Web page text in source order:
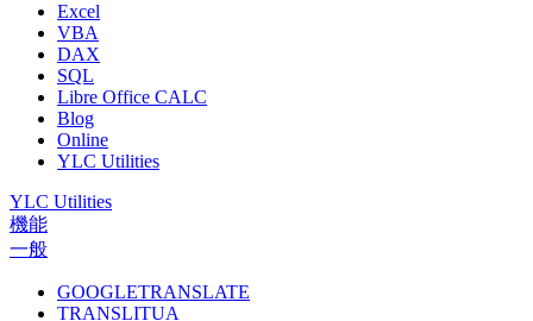
Excel
VBA
DAX
SQL
Libre Office CALC
Blog
Online
YLC Utilities
YLC Utilities
機能
一般
GOOGLETRANSLATE
TRANSLITUA